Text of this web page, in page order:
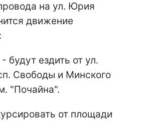
на ул. Юрия
движение
ездить от ул.
Свободы и Минского
"Почайна".
от площади